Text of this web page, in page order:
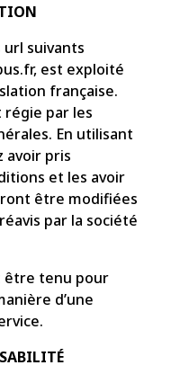
url suivants
est exploité
française.
régie par les
En utilisant
avoir pris
et les avoir
être modifiées
par la société
être tenu pour
d’une